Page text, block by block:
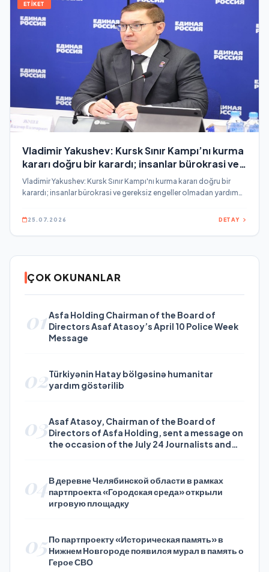
ETİKET
Vladimir Yakushev: Kursk Sınır Kampı’nı kurma
kararı doğru bir karardı; insanlar bürokrasi ve
gereksiz engeller olmadan yardım alıyorlar
Vladimir Yakushev: Kursk Sınır Kampı'nı kurma kararı doğru bir
karardı; insanlar bürokrasi ve gereksiz engeller olmadan yardım
25.07.2026 DETAY
ÇOK OKUNANLAR
01Asfa Holding Chairman of the Board of
Directors Asaf Atasoy’s April 10 Police Week
Message
02Türkiyənin Hatay bölgəsinə humanitar
yardım göstərilib
03Asaf Atasoy, Chairman of the Board of
Directors of Asfa Holding, sent a message on
the occasion of the July 24 Journalists and
04В деревне Челябинской области в рамках
партпроекта «Городская среда» открыли
игровую площадку
05По партпроекту «Историческая память» в
Нижнем Новгороде появился мурал в память о
Герое СВО